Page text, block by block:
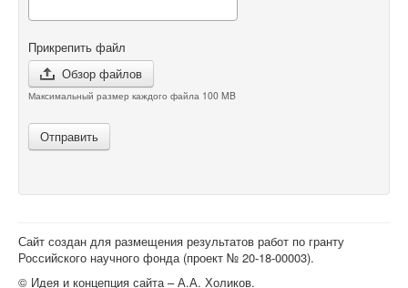
Прикрепить файл
Обзор файлов
Максимальный размер каждого файла 100 MB
Отправить
Сайт создан для размещения результатов работ по гранту
Российского научного фонда (проект № 20-18-00003).
© Идея и концепция сайта – А.А. Холиков.